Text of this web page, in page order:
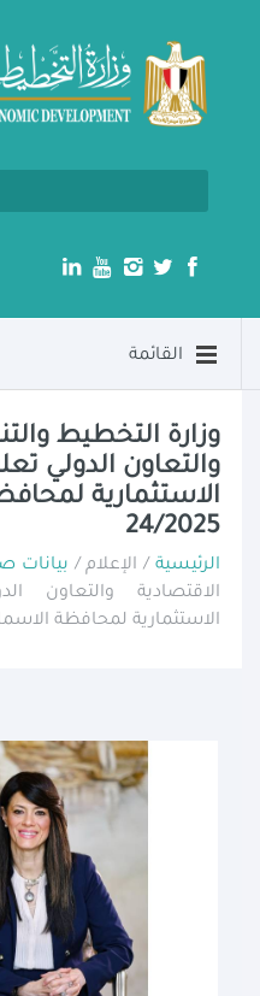
القائمة
وزارة التخطيط
والتعاون الدولي
الاستثمارية
24/2025
الرئيسية/ الإعلام / بيانات
الاقتصادية والتعاون
الاستثمارية لمحافظة